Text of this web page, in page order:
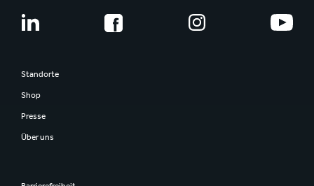
Standorte
Shop
Presse
Über uns